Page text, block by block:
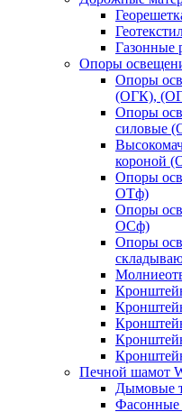
Газонные
Опоры
Опоры
(ОГК),
Опоры
силовые
короной
Опоры
ОТф)
Опоры
ОСф)
Опоры
Печной шамот
Дымовые
Фасонные